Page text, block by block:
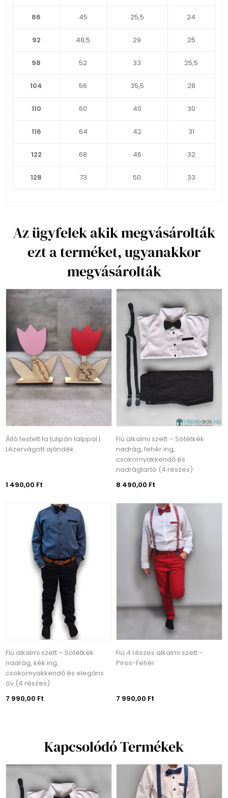
86 45 25,5 24
92 48,5 29 25
98 52 33 25,5
104 56 35,5 28
110 60 40 30
116 64 42 31
122 68 46 32
128 73 50 33
Az ügyfelek akik megvásárolták
ezt a terméket, ugyanakkor
megvásárolták
Álló festett fa tulipán talppal |
Lézervágott ajándék
1 490,00 Ft
Fiú alkalmi szett – Sötétkék
nadrág, fehér ing,
csokornyakkendő és
nadrágtartó (4 részes)
8 490,00 Ft
Fiú alkalmi szett – Sötétkék
nadrág, kék ing,
csokornyakkendő és elegáns
öv (4 részes)
7 990,00 Ft
Fiú 4 részes alkalmi szett -
Piros-Fehér
7 990,00 Ft
Kapcsolódó Termékek